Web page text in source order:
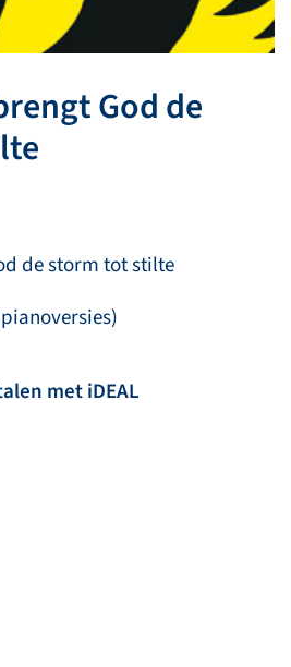
God de
de storm tot stilte
met iDEAL